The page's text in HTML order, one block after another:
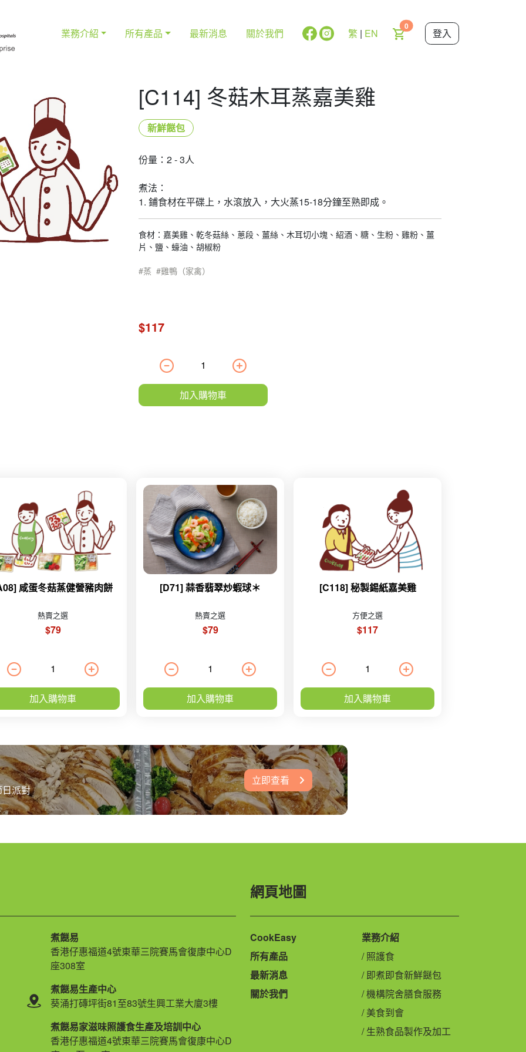
繁 | EN
0
登入
業務介紹 所有產品 最新消息 關於我們
[C114] 冬菇木耳蒸嘉美雞
新鮮餸包
份量：2 - 3人
煮法：
1. 鋪食材在平碟上，水滾放入，大火蒸15-18分鐘至熟即成。
食材：嘉美雞、乾冬菇絲、蔥段、薑絲、木耳切小塊、紹酒、糖、生粉、雞粉、薑
片、鹽、蠔油、胡椒粉
蒸 雞鴨（家禽）
$117
加入購物車
咸蛋冬菇蒸健營豬肉餅
熱賣之選
$79
加入購物車
[D71] 蒜香翡翠炒蝦球＊
熱賣之選
$79
加入購物車
[C118] 秘製錫紙嘉美雞
方便之選
$117
加入購物車
派對
立即查看
煮餸易
香港仔惠福道4號東華三院賽馬會復康中心D
座308室
煮餸易生產中心
葵涌打磚坪街81至83號生興工業大廈3樓
煮餸易家滋味照護食生產及培訓中心
香港仔惠福道4號東華三院賽馬會復康中心D
網頁地圖
CookEasy
所有產品
最新消息
關於我們
業務介紹
照護食
即煮即食新鮮餸包
機構院舍膳食服務
美食到會
生熟食品製作及加工